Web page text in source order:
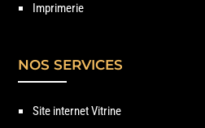
Imprimerie
NOS SERVICES
Site internet Vitrine